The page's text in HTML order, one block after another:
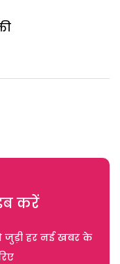
करें
हर नई खबर के